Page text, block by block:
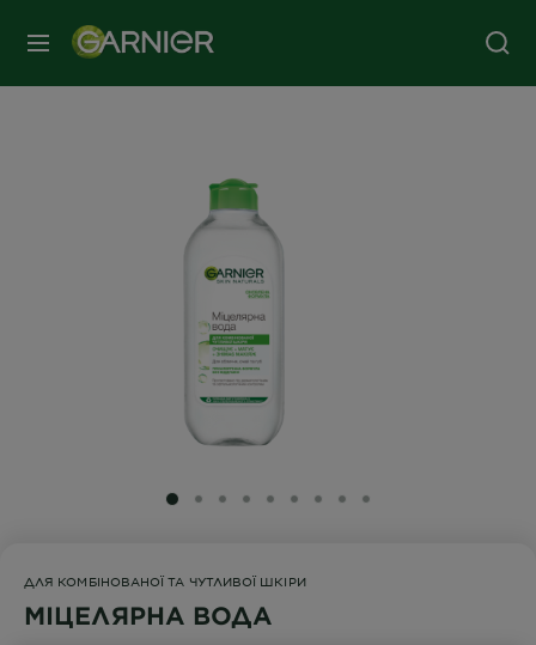
МЕНЮ
SLIDE 1
SLIDE 2
SLIDE 3
SLIDE 4
SLIDE 5
SLIDE 6
SLIDE 7
SLIDE 8
SLIDE 9
ДЛЯ КОМБІНОВАНОЇ ТА ЧУТЛИВОЇ ШКІРИ
МІЦЕЛЯРНА ВОДА